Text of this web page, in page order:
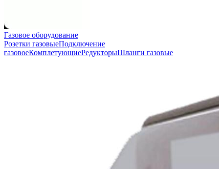
Газовое оборудование
Розетки газовыеПодключение
газовоеКомплетующиеРедукторыШланги газовые